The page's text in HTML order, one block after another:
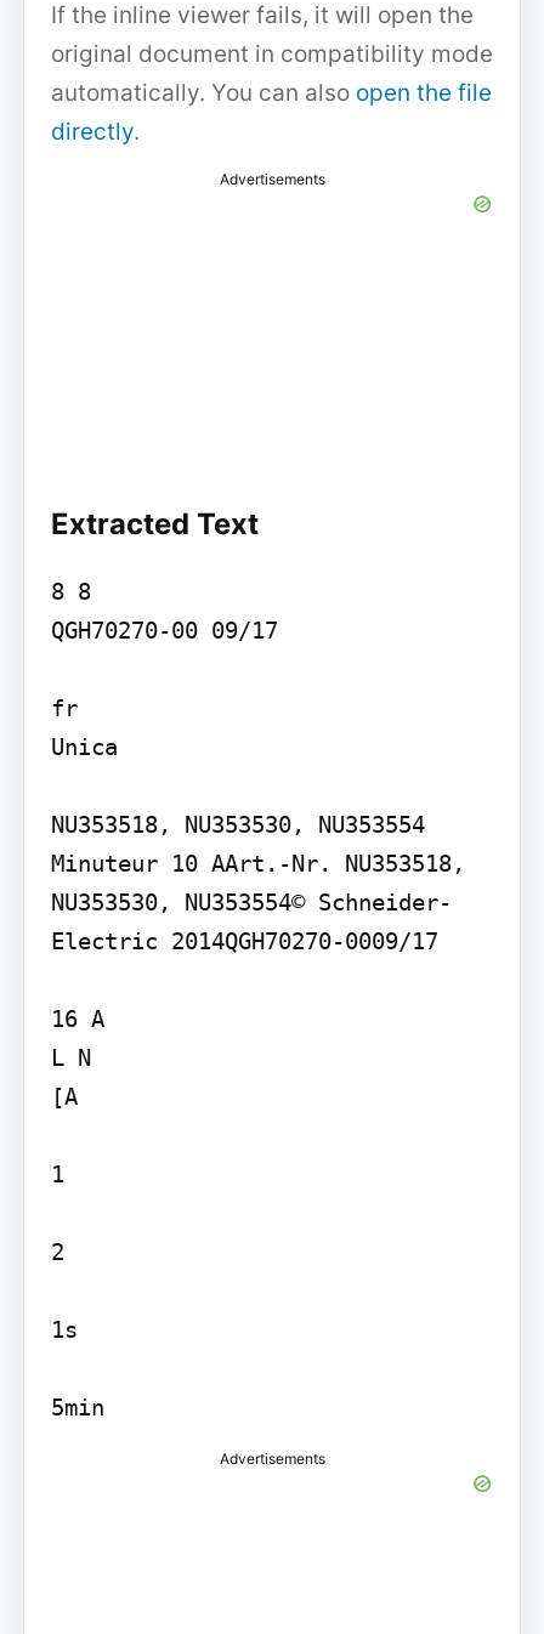
If the inline viewer fails, it will open the
original document in compatibility mode
automatically. You can also open the file
directly.
Advertisements
Extracted Text
8 8
QGH70270-00 09/17
fr
Unica
NU353518, NU353530, NU353554
Minuteur 10 AArt.-Nr. NU353518,
NU353530, NU353554© Schneider-
Electric 2014QGH70270-0009/17
16 A
L N
[A
1
2
1s
Advertisements